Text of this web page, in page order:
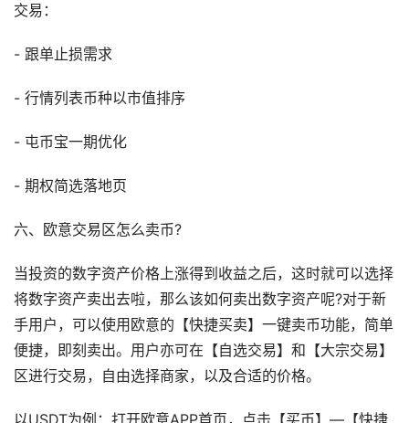
交易：
- 跟单止损需求
- 行情列表币种以市值排序
- 屯币宝一期优化
- 期权简选落地页
六、欧意交易区怎么卖币?
当投资的数字资产价格上涨得到收益之后，这时就可以选择
将数字资产卖出去啦，那么该如何卖出数字资产呢?对于新
手用户，可以使用欧意的【快捷买卖】一键卖币功能，简单
便捷，即刻卖出。用户亦可在【自选交易】和【大宗交易】
区进行交易，自由选择商家，以及合适的价格。
以USDT为例：打开欧意APP首页，点击【买币】—【快捷